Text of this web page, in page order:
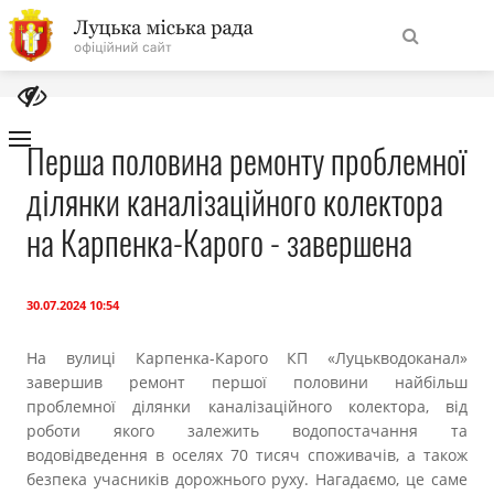
На
головну
Навігація
сайту
Про місто
Міська влада
Бюджет
Публічна інформація
Перша половина ремонту проблемної
ділянки каналізаційного колектора
на Карпенка-Карого - завершена
30.07.2024 10:54
На вулиці Карпенка-Карого КП «Луцькводоканал»
завершив ремонт першої половини найбільш
проблемної ділянки каналізаційного колектора, від
роботи якого залежить водопостачання та
водовідведення в оселях 70 тисяч споживачів, а також
безпека учасників дорожнього руху. Нагадаємо, це саме